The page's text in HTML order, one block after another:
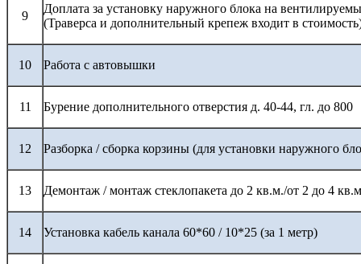
9
Доплата за установку наружного блока на
(Траверса и дополнительный крепеж входит в
10 Работа с автовышки
11 Бурение дополнительного отверстия д. 40-44, гл. до 800
12 Разборка / сборка корзины (для установки наружного
13 Демонтаж / монтаж стеклопакета до 2 кв.м./от 2 до 4
14 Установка кабель канала 60*60 / 10*25 (за 1 метр)